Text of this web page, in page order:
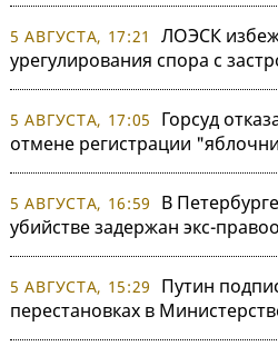
5 АВГУСТА, 17:21
ЛОЭСК
урегулирования спора с
5 АВГУСТА, 17:05
Горсуд
отмене регистрации
5 АВГУСТА, 16:59
В
убийстве задержан экс-
5 АВГУСТА, 15:29
Путин
перестановках в